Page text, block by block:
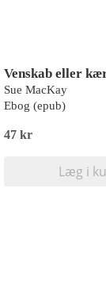
Venskab eller
Sue MacKay
Ebog (epub)
47 kr
Læg i